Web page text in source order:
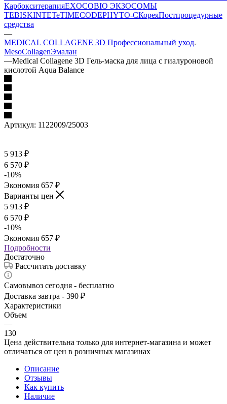
КарбокситерапияEXOCOBIO ЭКЗОСОМЫ
TEBISKINTETeTIMECODEPHYTO-CКореяПостпроцедурные
средства
—
MEDICAL COLLAGENE 3D Профессиональный уход
MesoCollagenЭмалан
—Medical Collagene 3D Гель-маска для лица с гиалуроновой
кислотой Aqua Balance
Артикул: 1122009/25003
5 913 ₽
6 570 ₽
-10%
Экономия 657 ₽
Варианты цен
5 913 ₽
6 570 ₽
-10%
Экономия 657 ₽
Подробности
Достаточно
Рассчитать доставку
Самовывоз сегодня - бесплатно
Доставка завтра - 390 ₽
Характеристики
Объем
—
130
Цена действительна только для интернет-магазина и может
отличаться от цен в розничных магазинах
Описание
Отзывы
Как купить
Наличие